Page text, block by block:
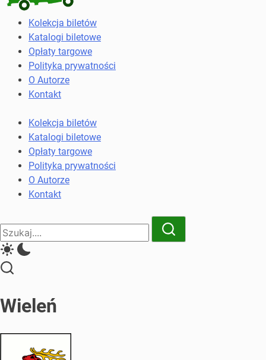
Kolekcja
biletów
komunikacji
miejskiej
kolejowych
Kolekcja biletów
Katalogi biletowe
Opłaty targowe
Polityka prywatności
O Autorze
Kontakt
Kolekcja biletów
Katalogi biletowe
Opłaty targowe
Polityka prywatności
O Autorze
Kontakt
Close
Search
Search
Wieleń